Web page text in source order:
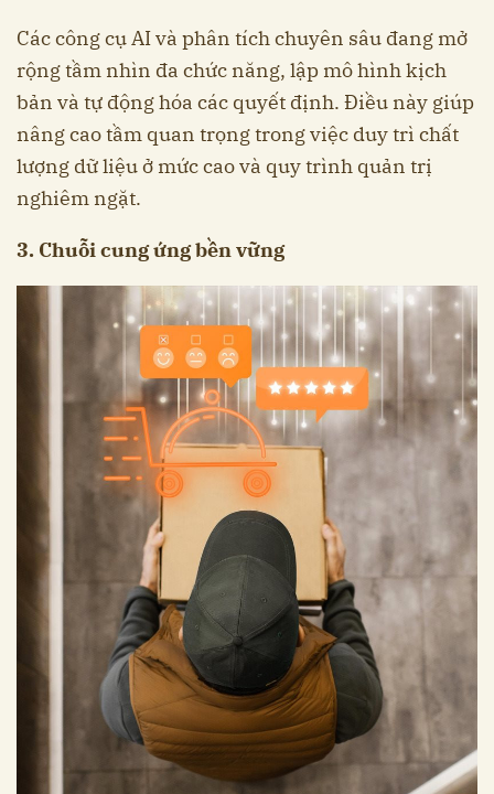
Các công cụ AI và phân tích chuyên sâu đang mở
rộng tầm nhìn đa chức năng, lập mô hình kịch
bản và tự động hóa các quyết định. Điều này giúp
nâng cao tầm quan trọng trong việc duy trì chất
lượng dữ liệu ở mức cao và quy trình quản trị
nghiêm ngặt.
3. Chuỗi cung ứng bền vững